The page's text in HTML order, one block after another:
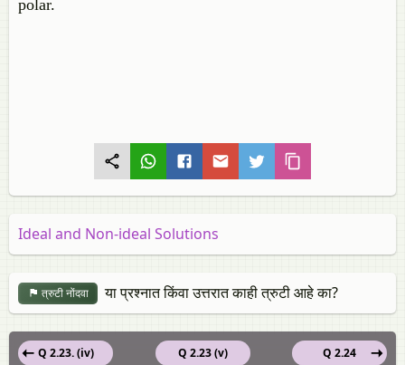
polar.
Ideal and Non-ideal Solutions
त्रुटी नोंदवा या प्रश्नात किंवा उत्तरात काही त्रुटी आहे का?
Q 2.23 (v)
Q 2.23. (iv)
Q 2.24